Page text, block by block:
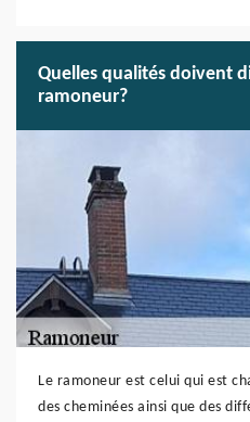
Quelles qualités doivent
ramoneur?
Le ramoneur est celui qui est
des cheminées ainsi que des